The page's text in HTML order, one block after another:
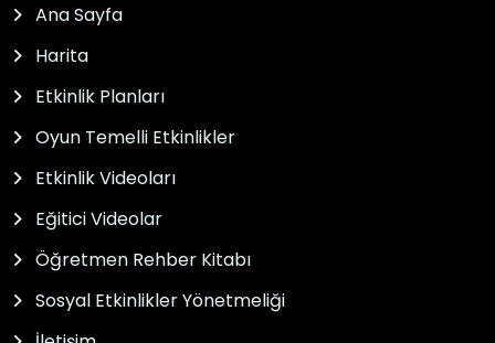
Ana Sayfa
Harita
Etkinlik Planları
Oyun Temelli Etkinlikler
Etkinlik Videoları
Eğitici Videolar
Öğretmen Rehber Kitabı
Sosyal Etkinlikler Yönetmeliği